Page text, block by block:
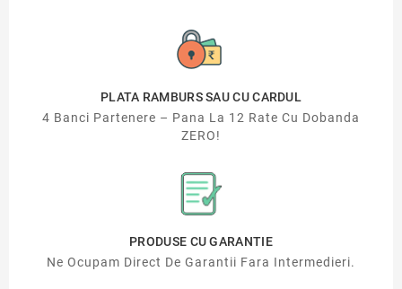
PLATA RAMBURS SAU CU CARDUL
4 Banci Partenere – Pana La 12 Rate Cu Dobanda
ZERO!
PRODUSE CU GARANTIE
Ne Ocupam Direct De Garantii Fara Intermedieri.